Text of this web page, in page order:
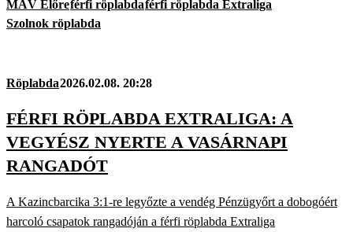
MÁV Előreférfi röplabdaférfi röplabda Extraliga
Szolnok röplabda
Röplabda2026.02.08. 20:28
FÉRFI RÖPLABDA EXTRALIGA: A
VEGYÉSZ NYERTE A VASÁRNAPI
RANGADÓT
A Kazincbarcika 3:1-re legyőzte a vendég Pénzügyőrt a dobogóért
harcoló csapatok rangadóján a férfi röplabda Extraliga